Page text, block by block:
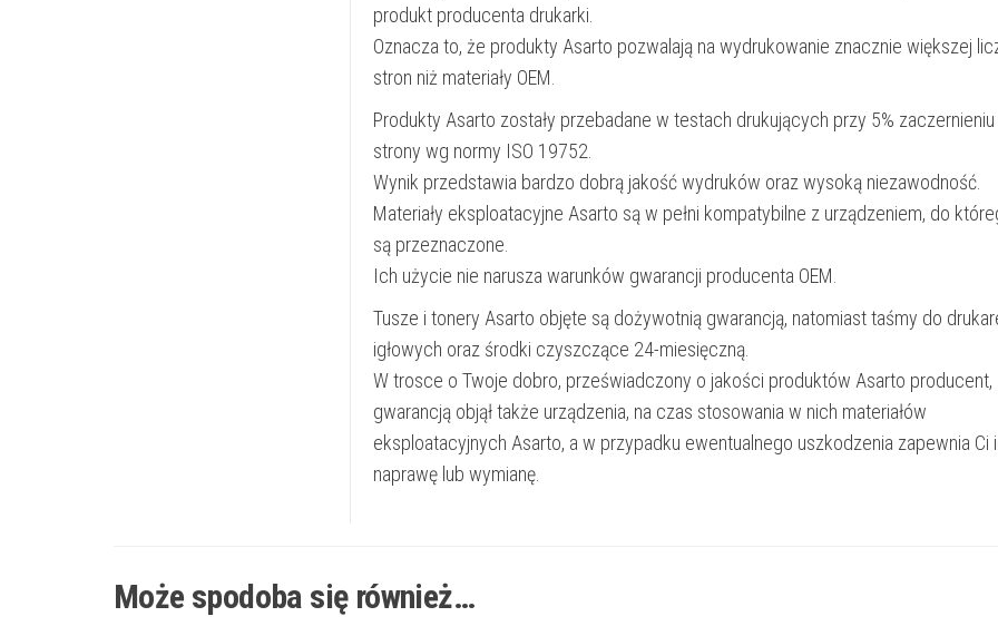
produkt producenta drukarki.
Oznacza to, że produkty Asarto pozwalają na wydrukowanie znacznie większej
stron niż materiały OEM.
Produkty Asarto zostały przebadane w testach drukujących przy 5% zaczernieniu
strony wg normy ISO 19752.
Wynik przedstawia bardzo dobrą jakość wydruków oraz wysoką niezawodność.
Materiały eksploatacyjne Asarto są w pełni kompatybilne z urządzeniem, do
są przeznaczone.
Ich użycie nie narusza warunków gwarancji producenta OEM.
Tusze i tonery Asarto objęte są dożywotnią gwarancją, natomiast taśmy do
igłowych oraz środki czyszczące 24-miesięczną.
W trosce o Twoje dobro, przeświadczony o jakości produktów Asarto producent,
gwarancją objął także urządzenia, na czas stosowania w nich materiałów
eksploatacyjnych Asarto, a w przypadku ewentualnego uszkodzenia zapewnia Ci
naprawę lub wymianę.
Może spodoba się również…